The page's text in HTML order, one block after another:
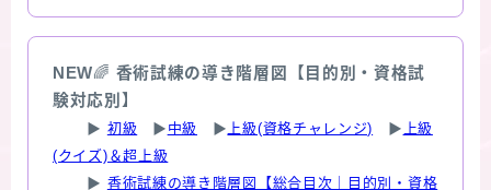
NEW🌈 香術試練の導き階層図【目的別・資格試
験対応別】
▶ 初級 ▶ 中級 ▶ 上級(資格チャレンジ) ▶ 上級
(クイズ)＆超上級
▶ 香術試練の導き階層図【総合目次｜目的別・資格